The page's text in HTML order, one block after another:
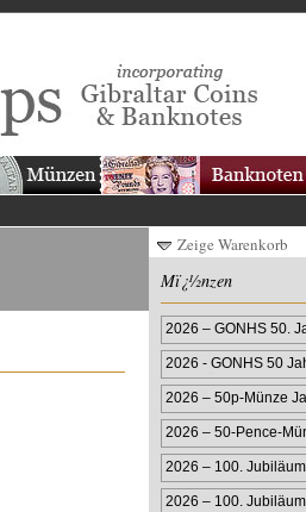
Zeige Warenkorb
Mï¿½nzen
2026 – GONHS 50.
2026 - GONHS 50
Farbmünze
2026 – 50p-Münze
Farbprägung
2026 – 50-Pence-
2026 – 100.
2026 – 100.